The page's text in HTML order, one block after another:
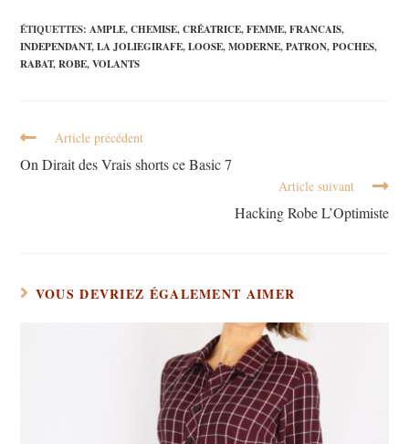
ÉTIQUETTES:AMPLE, CHEMISE, CRÉATRICE, FEMME, FRANCAIS,
INDEPENDANT, LA JOLIEGIRAFE, LOOSE, MODERNE, PATRON, POCHES,
RABAT, ROBE, VOLANTS
Article précédent
On Dirait des Vrais shorts ce Basic 7
Article suivant
Hacking Robe L’Optimiste
VOUS DEVRIEZ ÉGALEMENT AIMER